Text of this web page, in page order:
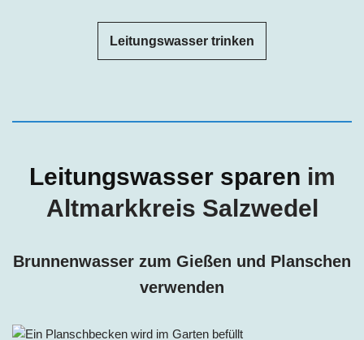
Leitungswasser trinken
Leitungswasser sparen im
Altmarkkreis Salzwedel
Brunnenwasser zum Gießen und Planschen
verwenden